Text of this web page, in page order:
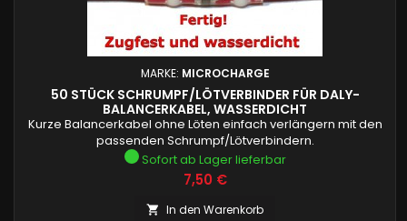
MARKE: MICROCHARGE
50 STÜCK SCHRUMPF/LÖTVERBINDER FÜR DALY-
BALANCERKABEL, WASSERDICHT
Kurze Balancerkabel ohne Löten einfach verlängern mit den
passenden Schrumpf/Lötverbindern.
Sofort ab Lager lieferbar
Preis
7,50 €
 In den Warenkorb